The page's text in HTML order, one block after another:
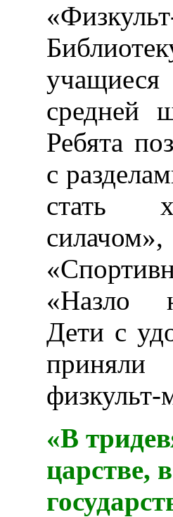
учащиеся
Ребята
с
стать
силачом»,
«Назло
Дети с
приняли
физкульт-
«В
царстве,